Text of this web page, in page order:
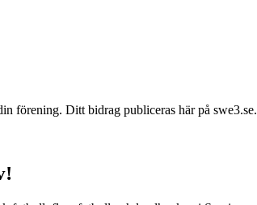
förening. Ditt bidrag publiceras här på swe3.se.